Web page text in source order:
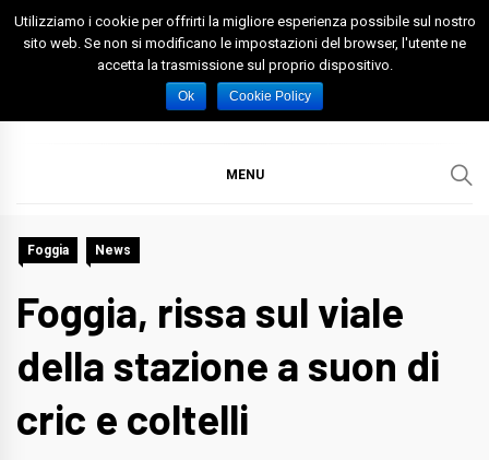
Skip
Spazio Foggia
Foggia News Calcio Eventi e Attività nella Capitanata
MENU
Foggia News
Foggia, rissa sul viale
della stazione a suon di
cric e coltelli
Utilizziamo i cookie per offrirti la migliore esperienza possibile sul nostro
sito web. Se non si modificano le impostazioni del browser, l'utente ne
accetta la trasmissione sul proprio dispositivo.
Ok Cookie Policy